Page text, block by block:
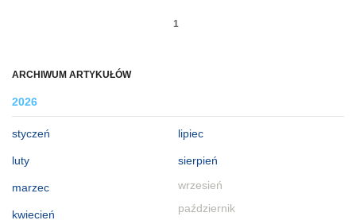
ARCHIWUM ARTYKUŁÓW
2026
styczeń
luty
marzec
kwiecień
lipiec
sierpień
wrzesień
październik
1